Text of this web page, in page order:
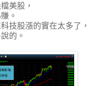
美股，
。
技股漲的實在太多了，
的。